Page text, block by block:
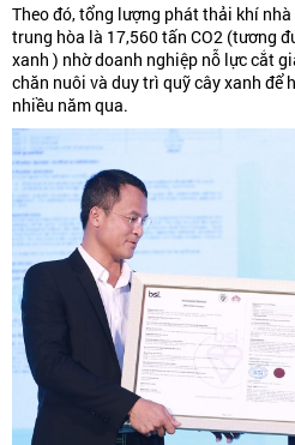
Theo đó, tổng lượng phát thải khí
trung hòa là 17,560 tấn CO2 (tương
xanh ) nhờ doanh nghiệp nỗ lực cắt
chăn nuôi và duy trì quỹ cây xanh để
nhiều năm qua.